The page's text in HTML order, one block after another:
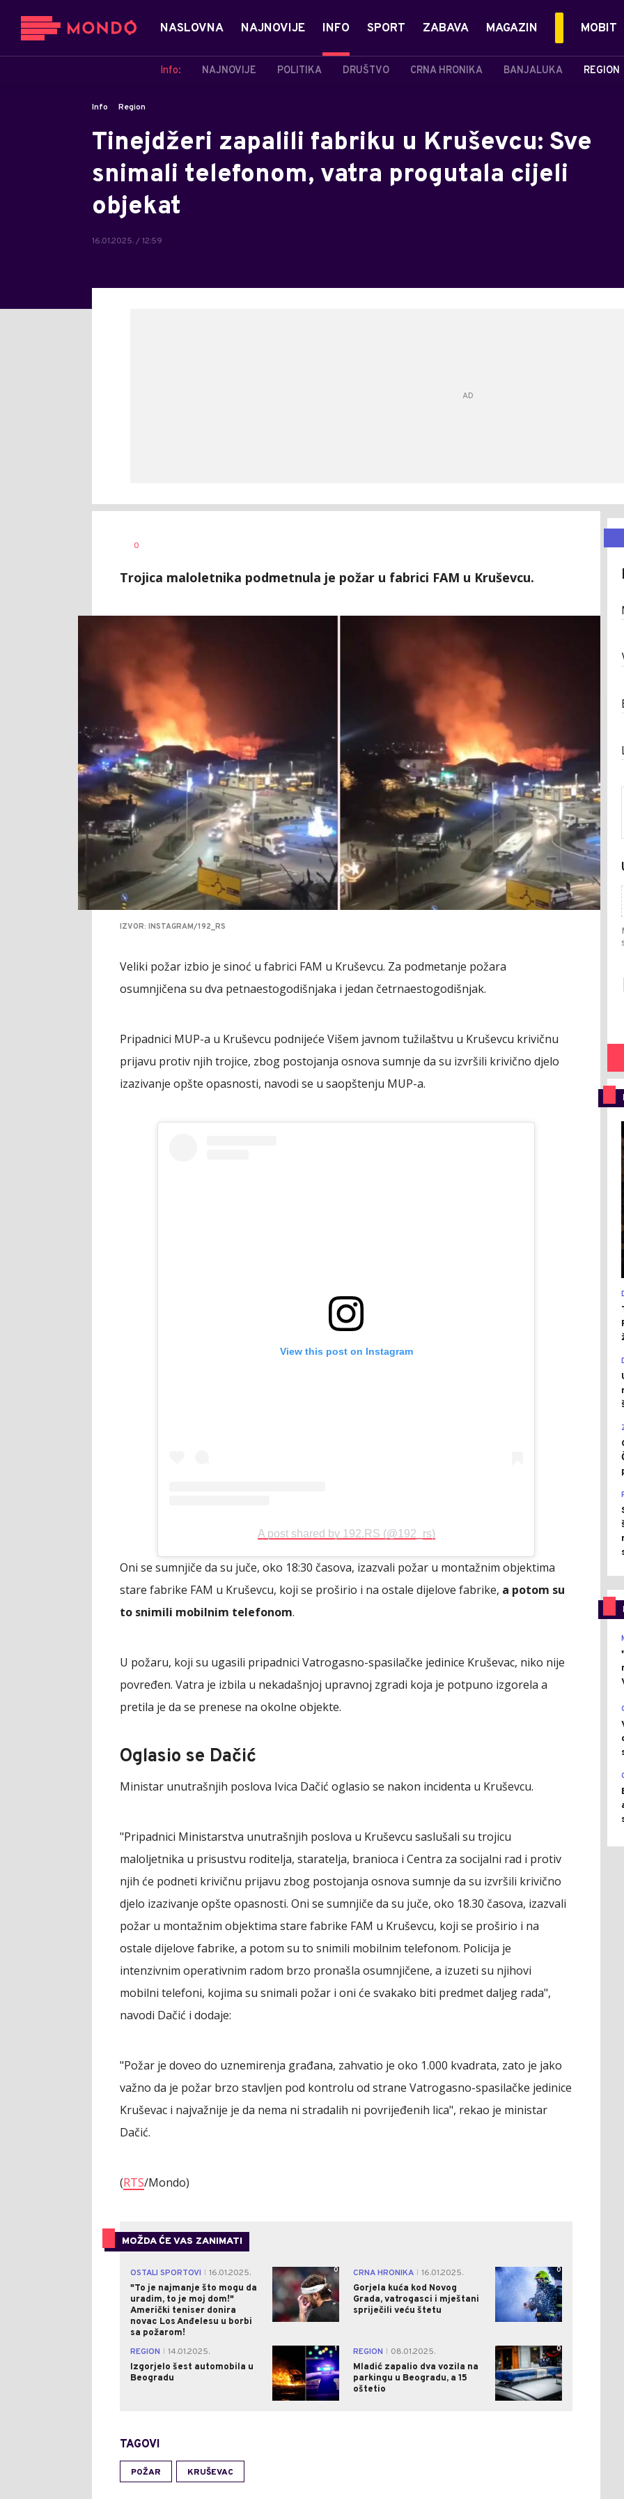
NASLOVNA NAJNOVIJE INFO
Info: NAJNOVIJE POLITIKA DRUŠTVO CRNA HRONIKA BANJALUKA REGION
SPORT ZABAVA MAGAZIN MOBIT
Info Region
Tinejdžeri zapalili fabriku u Kruševcu: Sve
snimali telefonom, vatra progutala cijeli
objekat
16.01.2025. / 12:59
AUTOR
0
Trojica maloletnika podmetnula je požar u fabrici FAM u Kruševcu.
IZVOR: INSTAGRAM/192_RS
Veliki požar izbio je sinoć u fabrici FAM u Kruševcu. Za podmetanje požara
osumnjičena su dva petnaestogodišnjaka i jedan četrnaestogodišnjak.
Pripadnici MUP-a u Kruševcu podnijeće Višem javnom tužilaštvu u Kruševcu krivičnu
prijavu protiv njih trojice, zbog postojanja osnova sumnje da su izvršili krivično djelo
izazivanje opšte opasnosti, navodi se u saopštenju MUP-a.
View this post on Instagram
A post shared by 192.RS (@192_rs)
Oni se sumnjiče da su juče, oko 18:30 časova, izazvali požar u montažnim objektima
stare fabrike FAM u Kruševcu, koji se proširio i na ostale dijelove fabrike, a potom su
to snimili mobilnim telefonom.
U požaru, koji su ugasili pripadnici Vatrogasno-spasilačke jedinice Kruševac, niko nije
povređen. Vatra je izbila u nekadašnjoj upravnoj zgradi koja je potpuno izgorela a
pretila je da se prenese na okolne objekte.
Oglasio se Dačić
Ministar unutrašnjih poslova Ivica Dačić oglasio se nakon incidenta u Kruševcu.
"Pripadnici Ministarstva unutrašnjih poslova u Kruševcu saslušali su trojicu
maloljetnika u prisustvu roditelja, staratelja, branioca i Centra za socijalni rad i protiv
njih će podneti krivičnu prijavu zbog postojanja osnova sumnje da su izvršili krivično
djelo izazivanje opšte opasnosti. Oni se sumnjiče da su juče, oko 18.30 časova, izazvali
požar u montažnim objektima stare fabrike FAM u Kruševcu, koji se proširio i na
ostale dijelove fabrike, a potom su to snimili mobilnim telefonom. Policija je
intenzivnim operativnim radom brzo pronašla osumnjičene, a izuzeti su njihovi
mobilni telefoni, kojima su snimali požar i oni će svakako biti predmet daljeg rada",
navodi Dačić i dodaje:
"Požar je doveo do uznemirenja građana, zahvatio je oko 1.000 kvadrata, zato je jako
važno da je požar brzo stavljen pod kontrolu od strane Vatrogasno-spasilačke jedinice
Kruševac i najvažnije je da nema ni stradalih ni povrijeđenih lica", rekao je ministar
Dačić.
(RTS/Mondo)
MOŽDA ĆE VAS ZANIMATI
OSTALI SPORTOVI
16.01.2025.
"To je najmanje što mogu da
uradim, to je moj dom!"
Američki teniser donira
novac Los Anđelesu u borbi
sa požarom!
0 CRNA HRONIKA
16.01.2025.
Gorjela kuća kod Novog
Grada, vatrogasci i mještani
spriječili veću štetu
0
REGION
14.01.2025.
Izgorjelo šest automobila u
Beogradu
1 REGION
08.01.2025.
Mladić zapalio dva vozila na
parkingu u Beogradu, a 15
oštetio
0
TAGOVI
POŽAR KRUŠEVAC